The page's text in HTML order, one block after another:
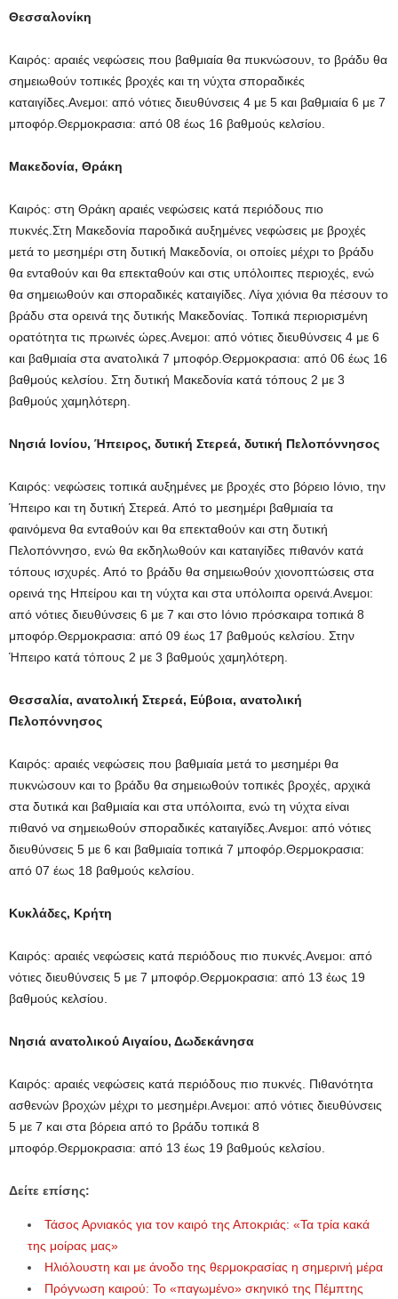
Θεσσαλονίκη
Καιρός: αραιές νεφώσεις που βαθμιαία θα πυκνώσουν, το βράδυ θα
σημειωθούν τοπικές βροχές και τη νύχτα σποραδικές
καταιγίδες.Ανεμοι: από νότιες διευθύνσεις 4 με 5 και βαθμιαία 6 με 7
μποφόρ.Θερμοκρασια: από 08 έως 16 βαθμούς κελσίου.
Μακεδονία, Θράκη
Καιρός: στη Θράκη αραιές νεφώσεις κατά περιόδους πιο
πυκνές.Στη Μακεδονία παροδικά αυξημένες νεφώσεις με βροχές
μετά το μεσημέρι στη δυτική Μακεδονία, οι οποίες μέχρι το βράδυ
θα ενταθούν και θα επεκταθούν και στις υπόλοιπες περιοχές, ενώ
θα σημειωθούν και σποραδικές καταιγίδες. Λίγα χιόνια θα πέσουν το
βράδυ στα ορεινά της δυτικής Μακεδονίας. Τοπικά περιορισμένη
ορατότητα τις πρωινές ώρες.Ανεμοι: από νότιες διευθύνσεις 4 με 6
και βαθμιαία στα ανατολικά 7 μποφόρ.Θερμοκρασια: από 06 έως 16
βαθμούς κελσίου. Στη δυτική Μακεδονία κατά τόπους 2 με 3
βαθμούς χαμηλότερη.
Νησιά Ιονίου, Ήπειρος, δυτική Στερεά, δυτική Πελοπόννησος
Καιρός: νεφώσεις τοπικά αυξημένες με βροχές στο βόρειο Ιόνιο, την
Ήπειρο και τη δυτική Στερεά. Από το μεσημέρι βαθμιαία τα
φαινόμενα θα ενταθούν και θα επεκταθούν και στη δυτική
Πελοπόννησο, ενώ θα εκδηλωθούν και καταιγίδες πιθανόν κατά
τόπους ισχυρές. Από το βράδυ θα σημειωθούν χιονοπτώσεις στα
ορεινά της Ηπείρου και τη νύχτα και στα υπόλοιπα ορεινά.Ανεμοι:
από νότιες διευθύνσεις 6 με 7 και στο Ιόνιο πρόσκαιρα τοπικά 8
μποφόρ.Θερμοκρασια: από 09 έως 17 βαθμούς κελσίου. Στην
Ήπειρο κατά τόπους 2 με 3 βαθμούς χαμηλότερη.
Θεσσαλία, ανατολική Στερεά, Εύβοια, ανατολική
Πελοπόννησος
Καιρός: αραιές νεφώσεις που βαθμιαία μετά το μεσημέρι θα
πυκνώσουν και το βράδυ θα σημειωθούν τοπικές βροχές, αρχικά
στα δυτικά και βαθμιαία και στα υπόλοιπα, ενώ τη νύχτα είναι
πιθανό να σημειωθούν σποραδικές καταιγίδες.Ανεμοι: από νότιες
διευθύνσεις 5 με 6 και βαθμιαία τοπικά 7 μποφόρ.Θερμοκρασια:
από 07 έως 18 βαθμούς κελσίου.
Κυκλάδες, Κρήτη
Καιρός: αραιές νεφώσεις κατά περιόδους πιο πυκνές.Ανεμοι: από
νότιες διευθύνσεις 5 με 7 μποφόρ.Θερμοκρασια: από 13 έως 19
βαθμούς κελσίου.
Νησιά ανατολικού Αιγαίου, Δωδεκάνησα
Καιρός: αραιές νεφώσεις κατά περιόδους πιο πυκνές. Πιθανότητα
ασθενών βροχών μέχρι το μεσημέρι.Ανεμοι: από νότιες διευθύνσεις
5 με 7 και στα βόρεια από το βράδυ τοπικά 8
μποφόρ.Θερμοκρασια: από 13 έως 19 βαθμούς κελσίου.
Δείτε επίσης:
Τάσος Αρνιακός για τον καιρό της Αποκριάς: «Τα τρία κακά
της μοίρας μας»
Hλιόλουστη και με άνοδο της θερμοκρασίας η σημερινή μέρα
Πρόγνωση καιρού: Το «παγωμένο» σκηνικό της Πέμπτης